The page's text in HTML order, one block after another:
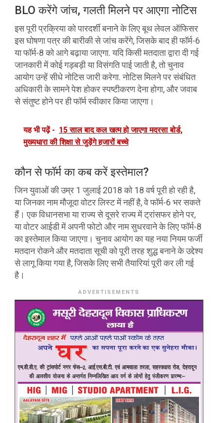
BLO करेंगे जांच, गलती मिलने पर आएगा नोटिस
इस पूरी प्रक्रिया को पारदर्शी बनाने के लिए बूथ लेवल ऑफिसर
इस घोषणा पत्र की बारीकी से जांच करेंगे, जिसके बाद ही फॉर्म-6
या फॉर्म-8 को आगे बढ़ाया जाएगा. यदि किसी मतदाता द्वारा दी गई
जानकारी में कोई गड़बड़ी या विसंगति पाई जाती है, तो चुनाव
आयोग उन्हें सीधे नोटिस जारी करेगा. नोटिस मिलने पर संबंधित
अधिकारी के सामने पेश होकर स्पष्टीकरण देना होगा, और जवाब
से संतुष्ट होने पर ही फॉर्म स्वीकार किया जाएगा।
यह भी पढ़ें - 15 साल बाद कल खत्म हो जाएगा मदरसा बोर्ड,
मुख्यधारा की शिक्षा से जुड़ेंगे हजारों बच्चे
कौन से फॉर्म का कब करें इस्तेमाल?
जिन युवाओं की उम्र 1 जुलाई 2018 को 18 वर्ष पूरी हो रही है,
या जिनका नाम मौजूदा वोटर लिस्ट में नहीं है, वे फॉर्म-6 भर सकते
हैं। एक विधानसभा या राज्य से दूसरे राज्य में ट्रांसफर होने पर,
या वोटर आईडी में अपनी फोटो और नाम सुधरवाने के लिए फॉर्म-8
का इस्तेमाल किया जाएगा। चुनाव आयोग का यह नया नियम फर्जी
मतदान रोकने और मतदाता सूची को पूरी तरह शुद्ध बनाने के उद्देश्य
से लागू किया गया है, जिसके लिए सभी तैयारियां पूरी कर ली गई
है।
ADVERTISEMENTS